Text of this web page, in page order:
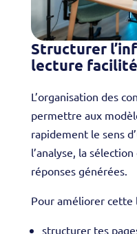
Structurer
lecture
L’organisation des
permettre aux
rapidement le sens
l’analyse, la
réponses générées.
Pour améliorer
structurer tes